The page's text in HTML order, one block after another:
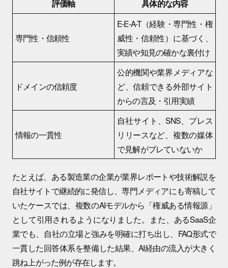
評価軸 具体的な内容
専門性・信頼性
E-E-A-T（経験・専門性・権
威性・信頼性）に基づく、
実績や知見の確かな裏付け
ドメインの信頼度
公的機関や業界メディアな
ど、信頼できる外部サイト
からの言及・引用実績
情報の一貫性
自社サイト、SNS、プレス
リリースなど、複数の媒体
で見解がブレていないか
たとえば、ある製造業の企業が業界レポートや技術解説を
自社サイトで継続的に発信し、専門メディアにも寄稿して
いたケースでは、複数のAIモデルから「権威ある情報源」
として引用されるようになりました。また、あるSaaS企
業でも、自社の立場と強みを明確に打ち出し、FAQ形式で
一貫した回答体系を整備した結果、AI経由の流入が大きく
跳ね上がった例が存在します。